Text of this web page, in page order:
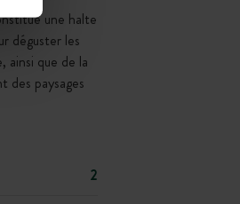
une halte
déguster les
ainsi que de la
des paysages
2